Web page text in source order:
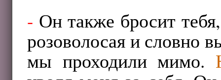
- Он также бросит
розоволосая и словно
мы проходили мимо.